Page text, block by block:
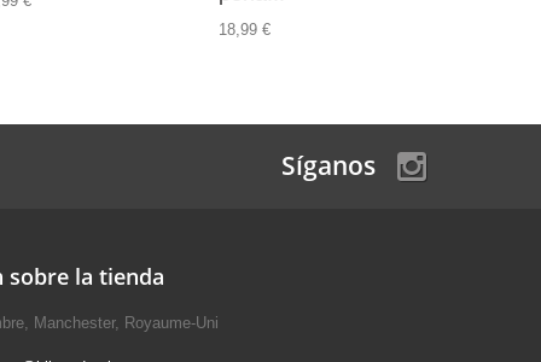
18,99 €
Síganos
la tienda
Manchester, Royaume-Uni